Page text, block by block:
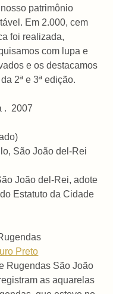
patrimônio
Em 2.000, cem
foi realizada,
com lupa e
e os destacamos
2ª e 3ª edição.
. 2007
São João del-Rei
João del-Rei, adote
Estatuto da Cidade
Preto
Rugendas São João
as aquarelas